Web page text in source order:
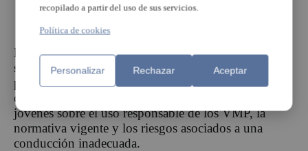
La campaña municipal no se limitará al ámbito
sancionador. Agentes de la Policía Local impartirán
próximamente charlas informativas en institutos y
centros educativos de la ciudad para concienciar a los
jóvenes sobre el uso responsable de los VMP, la
normativa vigente y los riesgos asociados a una
conducción inadecuada.
recopilado a partir del uso de sus servicios.
Política de cookies
Personalizar Rechazar Aceptar